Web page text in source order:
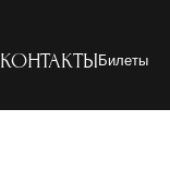
КОНТАКТЫ Билеты